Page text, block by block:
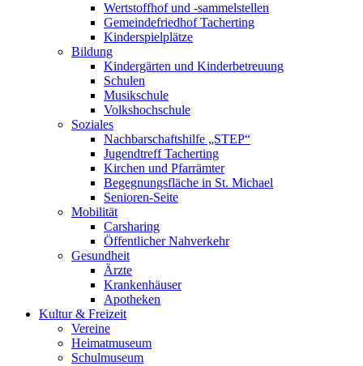
Wertstoffhof und -sammelstellen
Gemeindefriedhof Tacherting
Kinderspielplätze
Bildung
Kindergärten und Kinderbetreuung
Schulen
Musikschule
Volkshochschule
Soziales
Nachbarschaftshilfe „STEP“
Jugendtreff Tacherting
Kirchen und Pfarrämter
Begegnungsfläche in St. Michael
Senioren-Seite
Mobilität
Carsharing
Öffentlicher Nahverkehr
Gesundheit
Ärzte
Krankenhäuser
Apotheken
Kultur & Freizeit
Vereine
Heimatmuseum
Schulmuseum